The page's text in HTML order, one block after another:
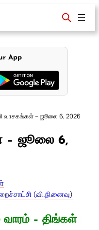
App
வாசகங்கள் – ஜூலை 6, 2026
– ஜூலை 6,
(வி.நினைவு)
– திங்கள்